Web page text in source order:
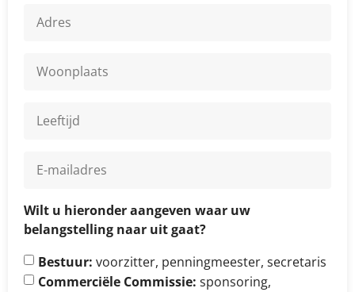
Wilt u hieronder aangeven waar uw
belangstelling naar uit gaat?
Bestuur: voorzitter, penningmeester, secretaris
Commerciële Commissie: sponsoring,